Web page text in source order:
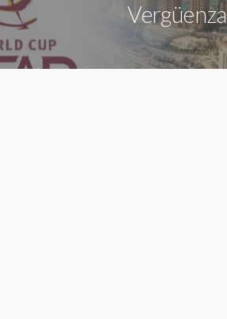
Vergüenza